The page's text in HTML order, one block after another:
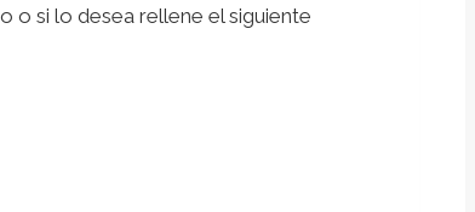
si lo desea rellene el siguiente